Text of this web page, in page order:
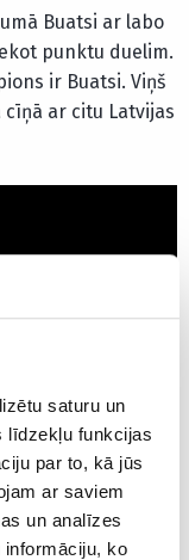
saturu un
līdzekļu funkcijas
par to, kā jūs
ar saviem
un analīzes
informāciju, ko
Buatsi ar labo
punktu duelim.
ir Buatsi. Viņš
ar citu Latvijas
nedēļā, ringā
čempionam
spēļu bronzas